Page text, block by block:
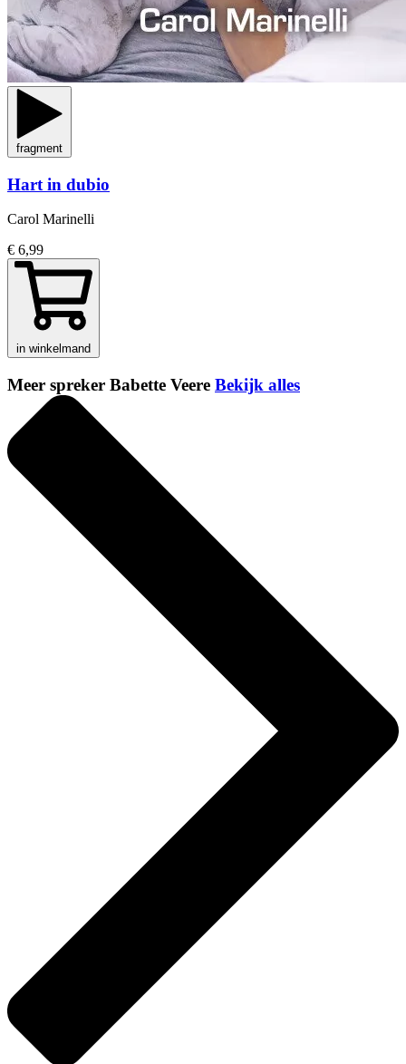
fragment
Hart in dubio
Carol Marinelli
€ 6,99
in winkelmand
Meer spreker Babette Veere Bekijk alles